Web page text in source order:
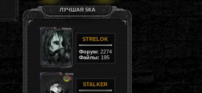
ЛУЧШАЯ 5КА
STRELOK
Форум: 2274
Файлы: 195
STALKER